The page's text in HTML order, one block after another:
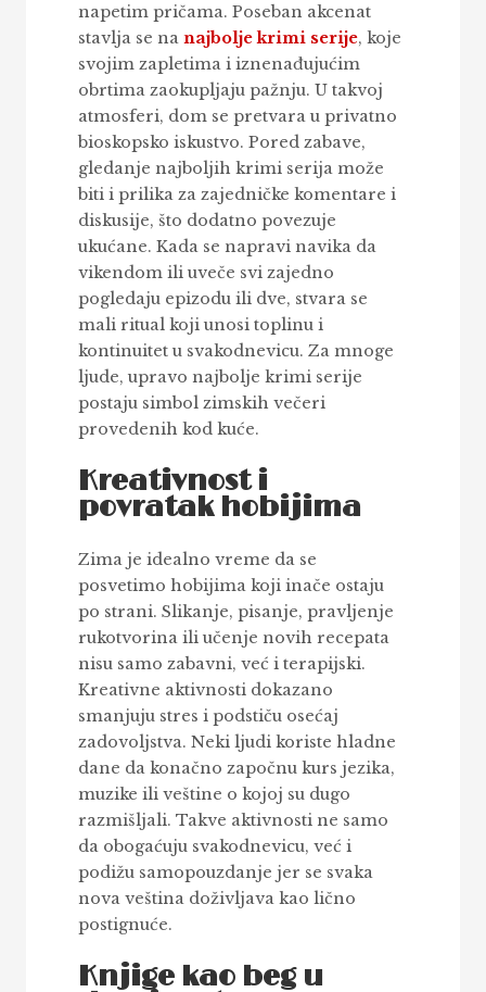
napetim pričama. Poseban akcenat
stavlja se na najbolje krimi serije, koje
svojim zapletima i iznenađujućim
obrtima zaokupljaju pažnju. U takvoj
atmosferi, dom se pretvara u privatno
bioskopsko iskustvo. Pored zabave,
gledanje najboljih krimi serija može
biti i prilika za zajedničke komentare i
diskusije, što dodatno povezuje
ukućane. Kada se napravi navika da
vikendom ili uveče svi zajedno
pogledaju epizodu ili dve, stvara se
mali ritual koji unosi toplinu i
kontinuitet u svakodnevicu. Za mnoge
ljude, upravo najbolje krimi serije
postaju simbol zimskih večeri
provedenih kod kuće.
Kreativnost i
povratak hobijima
Zima je idealno vreme da se
posvetimo hobijima koji inače ostaju
po strani. Slikanje, pisanje, pravljenje
rukotvorina ili učenje novih recepata
nisu samo zabavni, već i terapijski.
Kreativne aktivnosti dokazano
smanjuju stres i podstiču osećaj
zadovoljstva. Neki ljudi koriste hladne
dane da konačno započnu kurs jezika,
muzike ili veštine o kojoj su dugo
razmišljali. Takve aktivnosti ne samo
da obogaćuju svakodnevicu, već i
podižu samopouzdanje jer se svaka
nova veština doživljava kao lično
postignuće.
Knjige kao beg u